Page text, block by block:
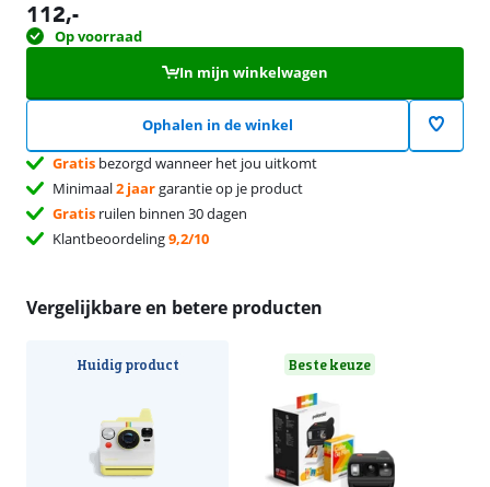
112,-
Op voorraad
In mijn winkelwagen
Ophalen in de winkel
Gratis bezorgd wanneer het jou uitkomt
Minimaal2 jaargarantie op je product
Gratis ruilen binnen 30 dagen
Klantbeoordeling9,2/10
Vergelijkbare en betere producten
Huidig product Beste keuze